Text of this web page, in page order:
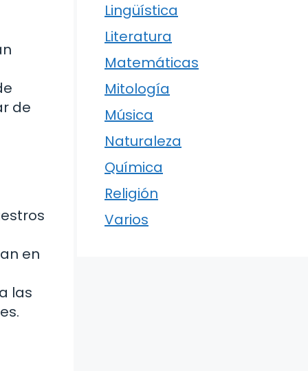
de
en
las
Lingüística
Literatura
Matemáticas
Mitología
Música
Naturaleza
Química
Religión
Varios